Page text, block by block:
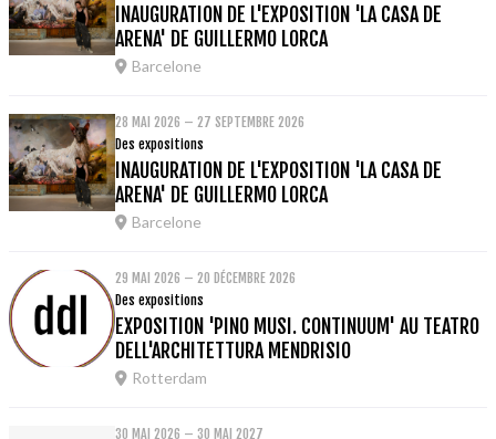
INAUGURATION DE L'EXPOSITION 'LA CASA DE
ARENA' DE GUILLERMO LORCA
Barcelone
28 MAI 2026 – 27 SEPTEMBRE 2026
Des expositions
INAUGURATION DE L'EXPOSITION 'LA CASA DE
ARENA' DE GUILLERMO LORCA
Barcelone
29 MAI 2026 – 20 DÉCEMBRE 2026
Des expositions
EXPOSITION 'PINO MUSI. CONTINUUM' AU TEATRO
DELL'ARCHITETTURA MENDRISIO
Rotterdam
30 MAI 2026 – 30 MAI 2027